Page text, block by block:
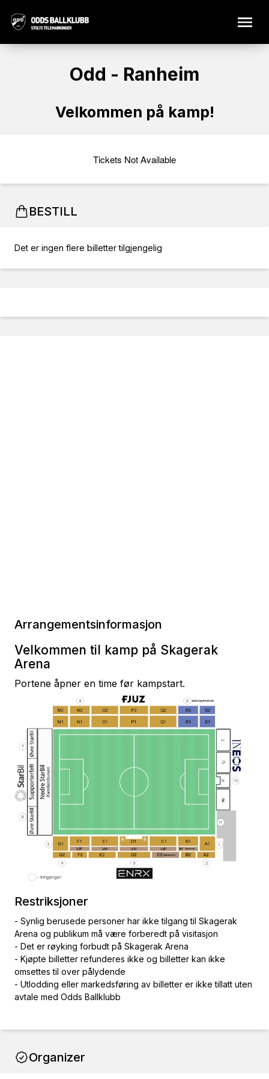
Odd - Ranheim
Velkommen på kamp!
Tickets Not Available
BESTILL
Det er ingen flere billetter tilgjengelig
Arrangementsinformasjon
Velkommen til kamp på Skagerak
Arena
Portene åpner en time før kampstart.
Restriksjoner
- Synlig berusede personer har ikke tilgang til Skagerak
Arena og publikum må være forberedt på visitasjon
- Det er røyking forbudt på Skagerak Arena
- Kjøpte billetter refunderes ikke og billetter kan ikke
omsettes til over pålydende
- Utlodding eller markedsføring av billetter er ikke tillatt uten
avtale med Odds Ballklubb
Organizer